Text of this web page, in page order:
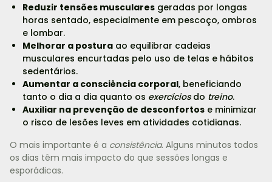
Reduzir tensões muscularesgeradas por longas
horas sentado, especialmente em pescoço, ombros
e lombar.
Melhorar a posturaao equilibrar cadeias
musculares encurtadas pelo uso de telas e hábitos
sedentários.
Aumentar a consciência corporal, beneficiando
tanto o dia a dia quanto os exercíciosdo treino.
Auxiliar na prevenção de desconfortose minimizar
o risco de lesões leves em atividades cotidianas.
O mais importante é a consistência. Alguns minutos todos
os dias têm mais impacto do que sessões longas e
esporádicas.